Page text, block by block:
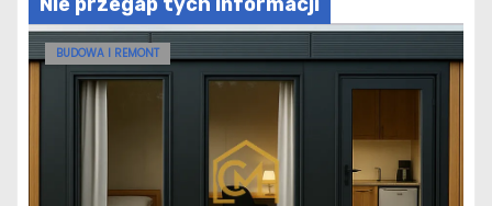
BUDOWA I REMONT